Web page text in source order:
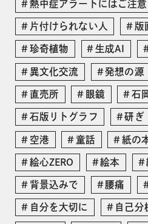
熱中症アラートにはご注
片付けられない人 版
珍奇植物 生成AI
異文化交流 発想の源
直売所 眼鏡 石
石版リトグラフ 研ぎ
空港 童話 紙の
絵心ZERO 絵本
背景込みで 腰痛
自分を大切に 自己分